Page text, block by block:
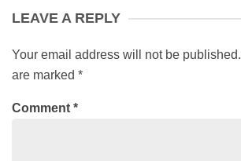
LEAVE A REPLY
Your email address will not be published.
are marked *
Comment *